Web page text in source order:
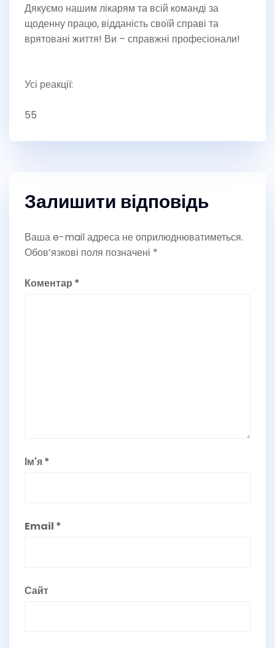
Дякуємо нашим лікарям та всій команді за
щоденну працю, відданість своїй справі та
врятовані життя! Ви – справжні професіонали!
Усі реакції:
55
Залишити відповідь
Ваша e-mail адреса не оприлюднюватиметься.
Обов’язкові поля позначені *
Коментар *
Ім'я*
Email *
Сайт